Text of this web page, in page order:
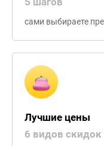
сами выбираете
Лучшие цены
6 видов скидок